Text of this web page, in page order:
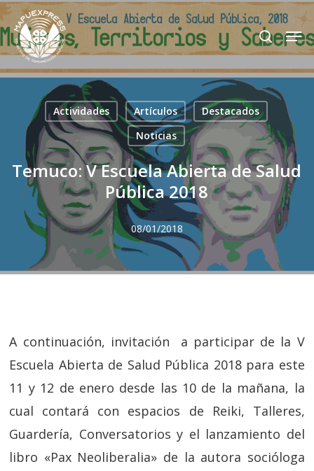
Skip
to
main
content
search
Actividades Artículos
Destacados
Noticias
Temuco: V Escuela Abierta de Salud
Pública 2018
08/01/2018
A continuación, invitación a participar de la V
Escuela Abierta de Salud Pública 2018 para este
11 y 12 de enero desde las 10 de la mañana, la
cual contará con espacios de Reiki, Talleres,
Guardería, Conversatorios y el lanzamiento del
libro «Pax Neoliberalia» de la autora socióloga
Close
Menu